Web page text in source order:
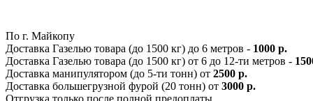
По г. Майкопу
Доставка Газелью товара (до 1500 кг) до 6 метров - 1000 р.
Доставка Газелью товара (до 1500 кг) от 6 до 12-ти метров -
Доставка манипулятором (до 5-ти тонн) от 2500 р.
Доставка большегрузной фурой (20 тонн) от 3000 р.
Отгрузка только после полной предоплаты.